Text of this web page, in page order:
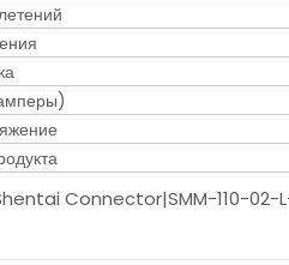
Connector|SMM-110-02-